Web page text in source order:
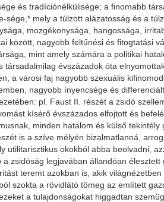
és tradíciónélkülisége; a finomabb
sége,* mely a túlzott alázatosság és a
mozgékonysága, hangossága,
között, nagyobb feltűnési és fitogtatási
mint amely számára a politikai
társadalmilag évszázadok óta
a városi faj nagyobb szexuális
nagyobb ínyencsége és
pl. Faust II. részét a zsidó
kísérő évszázados elfojtott és
minden hatalom és külső
is a szíve mélyén bizalmatlanná,
utilitarisztikus okokból abba beolvadni,
zsidóság legjavában állandóan
teremt azokban is, akik
szokta a rövidlátó tömeg az említett
a tulajdonságokat higgadtan